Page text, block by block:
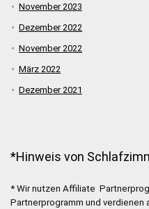
November 2023
Dezember 2022
November 2022
März 2022
Dezember 2021
*Hinweis von
* Wir nutzen Affiliate
Partnerprogramm und verdienen